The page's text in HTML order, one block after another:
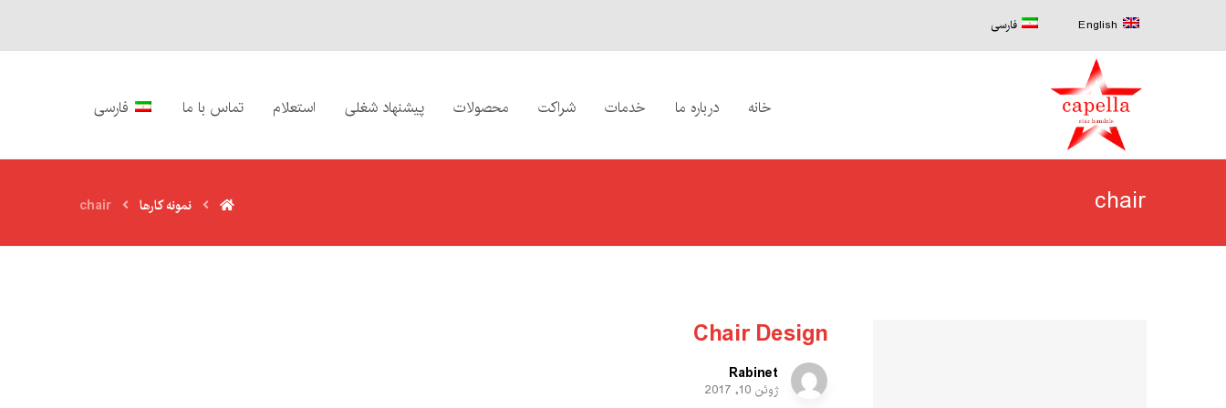
English فارسی
خانه درباره ما خدمات شراکت محصولات پیشنهاد شغلی استعلام تماس با ما فارسی
chair نمونه کارها chair
Chair Design
Rabinet
ژوئن 10, 2017